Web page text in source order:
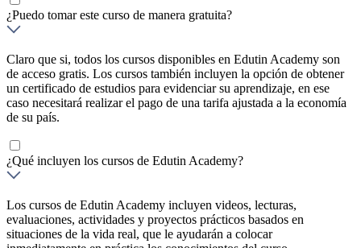
¿Puedo tomar este curso de manera gratuita?
Claro que si, todos los cursos disponibles en Edutin Academy son
de acceso gratis. Los cursos también incluyen la opción de obtener
un certificado de estudios para evidenciar su aprendizaje, en ese
caso necesitará realizar el pago de una tarifa ajustada a la economía
de su país.
¿Qué incluyen los cursos de Edutin Academy?
Los cursos de Edutin Academy incluyen videos, lecturas,
evaluaciones, actividades y proyectos prácticos basados en
situaciones de la vida real, que le ayudarán a colocar